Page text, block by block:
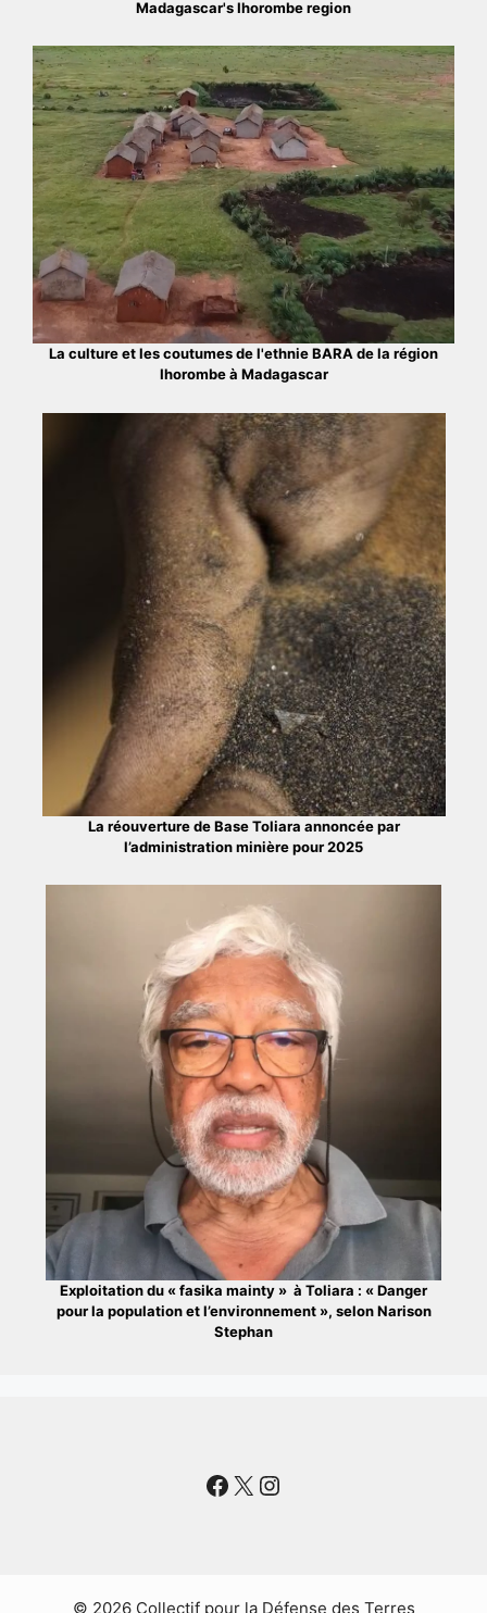
Madagascar's Ihorombe region
La culture et les coutumes de l'ethnie BARA de la région
Ihorombe à Madagascar
La réouverture de Base Toliara annoncée par
l’administration minière pour 2025
Exploitation du « fasika mainty » à Toliara : « Danger
pour la population et l’environnement », selon Narison
Stephan
Facebook
X Instagram
© 2026 Collectif pour la Défense des Terres